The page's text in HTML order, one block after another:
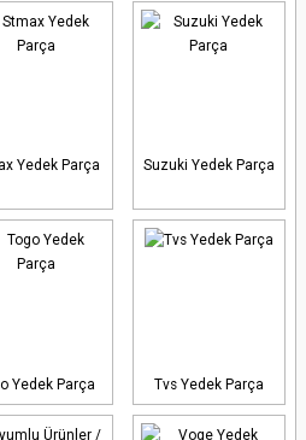
Yedek Parça Suzuki Yedek Parça
Yedek Parça Tvs Yedek Parça